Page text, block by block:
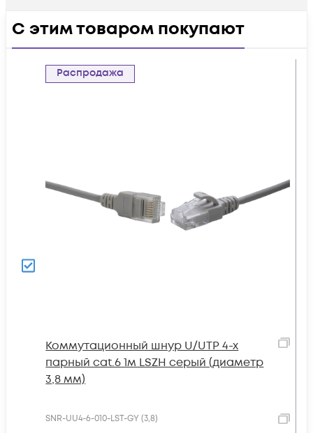
С этим товаром покупают
Распродажа
Коммутационный шнур U/UTP 4-х
парный cat.6 1м LSZH серый (диаметр
3,8 мм)
SNR-UU4-6-010-LST-GY (3,8)